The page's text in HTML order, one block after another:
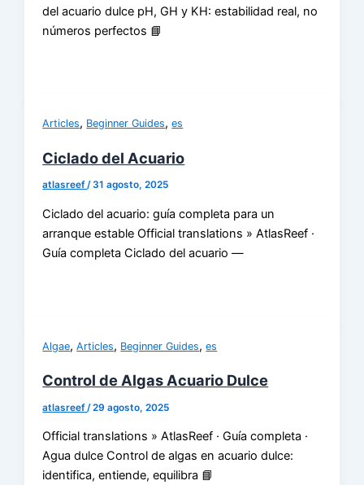
del acuario dulce pH, GH y KH: estabilidad real, no
números perfectos 📘
Articles, Beginner Guides,es
Ciclado del Acuario
atlasreef/31 agosto, 2025
Ciclado del acuario: guía completa para un
arranque estable Official translations » AtlasReef ·
Guía completa Ciclado del acuario —
Algae,Articles, Beginner Guides,es
Control de Algas Acuario Dulce
atlasreef /29 agosto, 2025
Official translations » AtlasReef · Guía completa ·
Agua dulce Control de algas en acuario dulce:
identifica, entiende, equilibra 📘